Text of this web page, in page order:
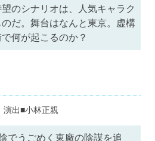
のシナリオは、人気キャラク
だ。舞台はなんと東京。虚構
何が起こるのか？
出■小林正親
でうごめく東廠の陰謀を追